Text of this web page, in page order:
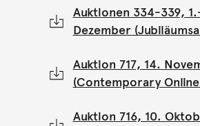
Auktionen 334-339,
Dezember
Auktion 717, 14.
(Contemporary
Auktion 716, 10.